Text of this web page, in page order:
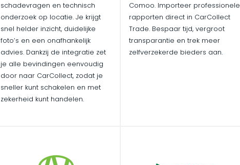
schadevragen en technisch
onderzoek op locatie. Je krijgt
snel helder inzicht, duidelijke
foto’s en een onafhankelijk
advies. Dankzij de integratie zet
je alle bevindingen eenvoudig
door naar CarCollect, zodat je
sneller kunt schakelen en met
zekerheid kunt handelen.
Comoo. Importeer professionele
rapporten direct in CarCollect
Trade. Bespaar tijd, vergroot
transparantie en trek meer
zelfverzekerde bieders aan.